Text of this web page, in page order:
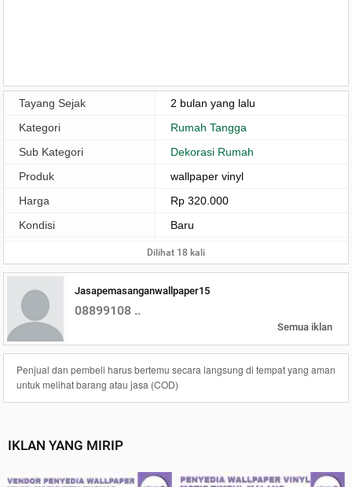
Tayang Sejak
2 bulan yang lalu
Kategori
Rumah Tangga
Sub Kategori
Dekorasi Rumah
Produk
wallpaper vinyl
Harga
Rp 320.000
Kondisi
Baru
Dilihat 18 kali
Jasapemasanganwallpaper15
08899108 ..
Semua iklan
Penjual dan pembeli harus bertemu secara langsung di tempat yang aman
untuk melihat barang atau jasa (COD)
IKLAN YANG MIRIP